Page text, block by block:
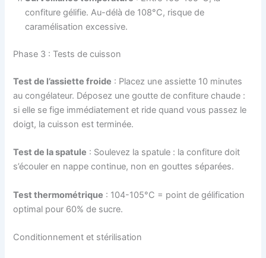
confiture gélifie. Au-délà de 108°C, risque de
caramélisation excessive.
Phase 3 : Tests de cuisson
Test de l’assiette froide : Placez une assiette 10 minutes
au congélateur. Déposez une goutte de confiture chaude :
si elle se fige immédiatement et ride quand vous passez le
doigt, la cuisson est terminée.
Test de la spatule : Soulevez la spatule : la confiture doit
s’écouler en nappe continue, non en gouttes séparées.
Test thermométrique : 104-105°C = point de gélification
optimal pour 60% de sucre.
Conditionnement et stérilisation